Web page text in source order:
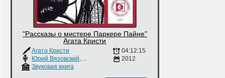
"Рассказы о мистере Паркере Пайне"
Агата Кристи
Агата Кристи
Юрий Вязовский, Александр Уткин,Валентина Кудинова
Звуковая книга
04:12:15
2012